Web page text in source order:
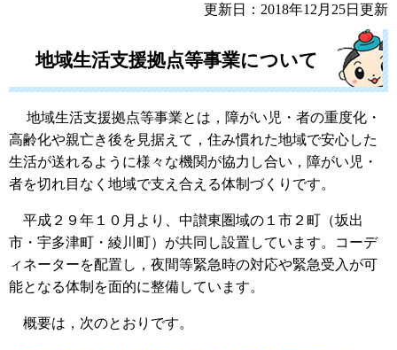
更新日：2018年12月25日更新
地域生活支援拠点等事業について
地域生活支援拠点等事業とは，障がい児・者の重度化・
高齢化や親亡き後を見据えて，住み慣れた地域で安心した
生活が送れるように様々な機関が協力し合い，障がい児・
者を切れ目なく地域で支え合える体制づくりです。
平成２９年１０月より、中讃東圏域の１市２町（坂出
市・宇多津町・綾川町）が共同し設置しています。コーデ
ィネーターを配置し，夜間等緊急時の対応や緊急受入が可
能となる体制を面的に整備しています。
概要は，次のとおりです。